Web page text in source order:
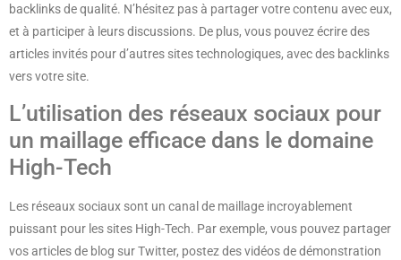
backlinks de qualité. N’hésitez pas à partager votre contenu avec eux,
et à participer à leurs discussions. De plus, vous pouvez écrire des
articles invités pour d’autres sites technologiques, avec des backlinks
vers votre site.
L’utilisation des réseaux sociaux pour
un maillage efficace dans le domaine
High-Tech
Les réseaux sociaux sont un canal de maillage incroyablement
puissant pour les sites High-Tech. Par exemple, vous pouvez partager
vos articles de blog sur Twitter, postez des vidéos de démonstration